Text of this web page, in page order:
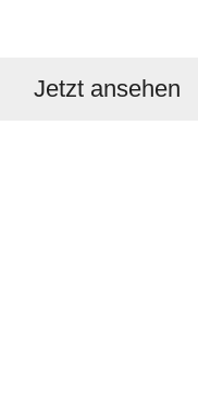
Jetzt ansehen